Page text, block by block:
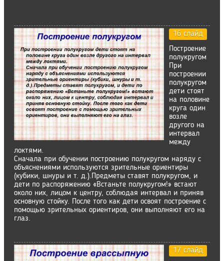
16 слайд
Построение
полукругом
При
построении
полукругом
дети стоят
на половине
круга один
возле
другого на
интервал
между
локтями.
Сначала при обучении построению полукругом наряду с
объяснениями используются зрительные ориентиры
(кубики, шнуры и т. д.).Предметы ставят полукругом, и
дети по распоряжению «Встаньте полукругом!» встают
около них, лицом к центру, соблюдая интервал и приняв
основную стойку. После того как дети освоят построение с
помощью зрительных ориентиров, они выполняют его на
глаз.
17 слайд